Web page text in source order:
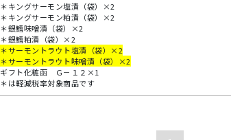
＊キングサーモン塩漬（袋）×2
＊キングサーモン粕漬（袋）×2
＊銀鱈味噌漬（袋）×2
＊銀鱈粕漬（袋）×2
＊サーモントラウト塩漬（袋）×2
＊サーモントラウト味噌漬（袋）×2
ギフト化粧函 Ｇ－１２×1
＊は軽減税率対象商品です